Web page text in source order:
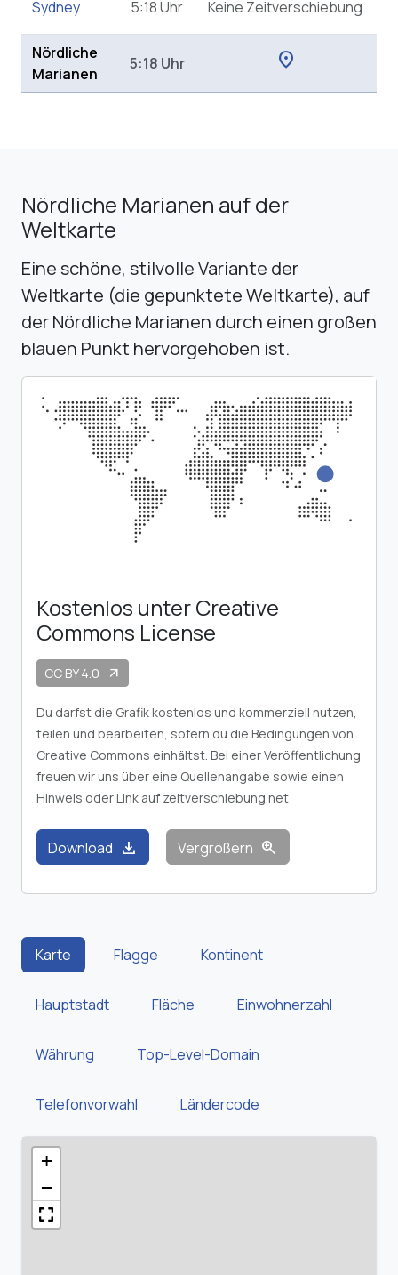
Sydney 5:18 Uhr Keine Zeitverschiebung
Nördliche
Marianen
5:18 Uhr location_on
Nördliche Marianen auf der
Weltkarte
Eine schöne, stilvolle Variante der
Weltkarte (die gepunktete Weltkarte), auf
der Nördliche Marianen durch einen großen
blauen Punkt hervorgehoben ist.
Kostenlos unter Creative
Commons License
CC BY 4.0 arrow_outward
Du darfst die Grafik kostenlos und kommerziell nutzen,
teilen und bearbeiten, sofern du die Bedingungen von
Creative Commons einhältst. Bei einer Veröffentlichung
freuen wir uns über eine Quellenangabe sowie einen
Hinweis oder Link auf zeitverschiebung.net
Download download Vergrößern zoom_in
Karte Flagge Kontinent
Hauptstadt Fläche Einwohnerzahl
Währung Top-Level-Domain
Telefonvorwahl Ländercode
+
−